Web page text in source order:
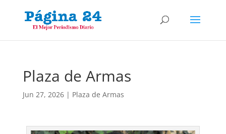
Plaza de Armas
Jun 27, 2026| Plaza de Armas